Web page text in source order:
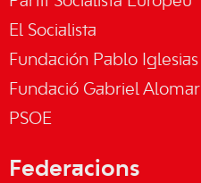
El Socialista
Fundación Pablo Iglesias
Fundació Gabriel Alomar
PSOE
Federacions